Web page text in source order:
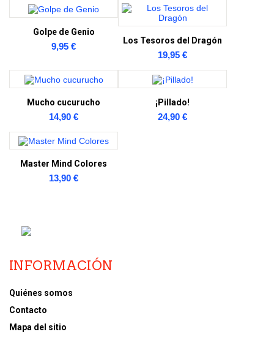
Golpe de Genio
9,95 €
Los Tesoros del Dragón
19,95 €
Mucho cucurucho
14,90 €
¡Pillado!
24,90 €
Master Mind Colores
13,90 €
INFORMACIÓN
Quiénes somos
Contacto
Mapa del sitio